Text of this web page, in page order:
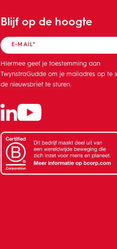
Blijf op de hoogte
Hiermee geef je toestemming aan
TwynstraGudde om je mailadres op te
de nieuwsbrief te sturen.